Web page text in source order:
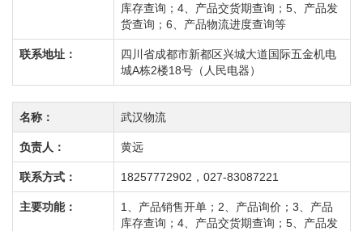
库存查询；4、产品交货期查询；5、产品发
货查询；6、产品物流进度查询等
联系地址：
四川省成都市新都区兴城大道国际五金机电
城A栋2楼18号（人民电器）
名称： 武汉物流
负责人： 黄远
联系方式： 18257772902，027-83087221
主要功能：
1、产品销售开单；2、产品询价；3、产品
库存查询；4、产品交货期查询；5、产品发